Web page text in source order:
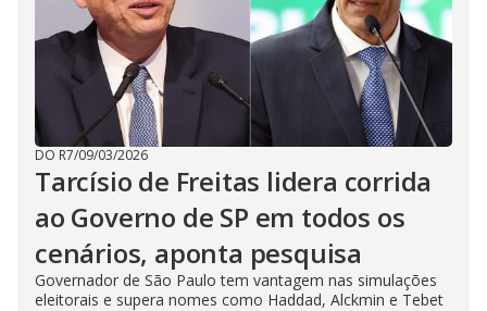
DO R7/09/03/2026
Tarcísio de Freitas lidera corrida
ao Governo de SP em todos os
cenários, aponta pesquisa
Governador de São Paulo tem vantagem nas simulações
eleitorais e supera nomes como Haddad, Alckmin e Tebet